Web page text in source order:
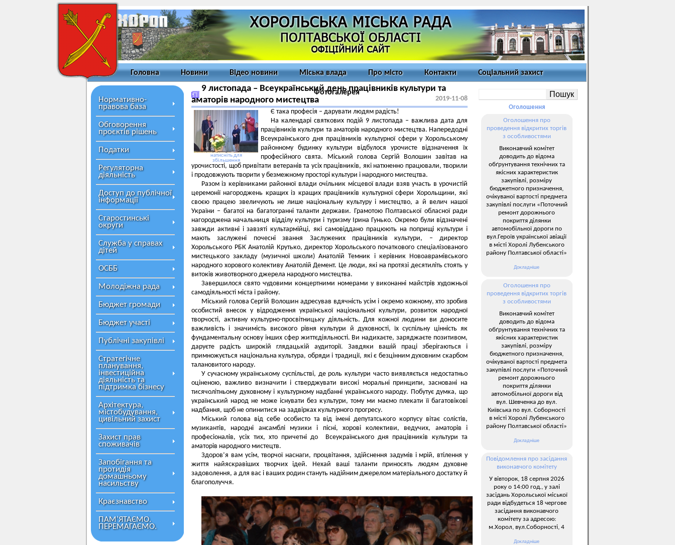
Головна Новини Відео новини Міська влада Про місто Контакти Соціальний захист
Фотогалерея
Нормативно-
правова база
Обговорення
проєктів рішень
Податки
Регуляторна
діяльність
Доступ до публічної
інформації
Старостинські
округи
Служба у справах
дітей
ОСББ
Молодіжна рада
Бюджет громади
Бюджет участі
Публічні закупівлі
Стратегічне
планування,
інвестиційна
діяльність та
підтримка бізнесу
Архітектура,
містобудування,
цивільний захист
Захист прав
споживачів
Запобігання та
протидія
домашньому
насильству
Краєзнавство
ПАМ’ЯТАЄМО.
ПЕРЕМАГАЄМО.
9 листопада – Всеукраїнський день працівників культури та
аматорів народного мистецтва
2019-11-08
натисніть для
збільшення
Є така професія – дарувати людям радість!
На календарі святкових подій 9 листопада – важлива дата для
працівників культури та аматорів народного мистецтва. Напередодні
Всеукраїнського дня працівників культурної сфери у Хорольському
районному будинку культури відбулося урочисте відзначення їх
професійного свята. Міський голова Сергій Волошин завітав на
урочистості, щоб привітати ветеранів та усіх працівників, які натхненно працювали, творили
і продовжують творити у безмежному просторі культури і народного мистецтва.
Разом із керівниками районної влади очільник місцевої влади взяв участь в урочистій
церемонії нагороджень кращих із кращих працівників культурної сфери Хорольщини, які
своєю працею звеличують не лише національну культуру і мистецтво, а й велич нашої
України – багатої на багатогранні таланти держави. Грамотою Полтавської обласної ради
нагороджена начальниця відділу культури і туризму Ірина Гунько. Окремо були відзначені
завжди активні і завзяті культармійці, які самовіддано працюють на поприщі культури і
мають заслужені почесні звання Заслужених працівників культури, – директор
Хорольського РБК Анатолій Крутько, директор Хорольського початкового спеціалізованого
мистецького закладу (музичної школи) Анатолій Темник і керівник Новоаврамівського
народного хорового колективу Анатолій Демент. Це люди, які на протязі десятиліть стоять у
витоків животворного джерела народного мистецтва.
Завершилося свято чудовими концертними номерами у виконанні майстрів художньої
самодіяльності міста і району.
Міський голова Сергій Волошин адресував вдячність усім і окремо кожному, хто зробив
особистий внесок у відродження української національної культури, розвиток народної
творчості, активну культурно-просвітницьку діяльність. Для кожної людини ви доносите
важливість і значимість високого рівня культури й духовності, їх суспільну цінність як
фундаментальну основу інших сфер життєдіяльності. Ви надихаєте, заряджаєте позитивом,
даруєте радість широкій глядацькій аудиторії. Завдяки вашій праці зберігаються і
примножується національна культура, обряди і традиції, які є безцінним духовним скарбом
талановитого народу.
У сучасному українському суспільстві, де роль культури часто виявляється недостатньо
оціненою, важливо визначити і стверджувати високі моральні принципи, засновані на
тисячолітньому духовному і культурному надбанні українського народу. Побутує думка, що
український народ не може існувати без культури, тому ми маємо плекати її багатовікові
надбання, щоб не опинитися на задвірках культурного прогресу.
Міський голова від себе особисто та від імені депутатського корпусу вітає солістів,
музикантів, народні ансамблі музики і пісні, хорові колективи, ведучих, аматорів і
професіоналів, усіх тих, хто причетні до Всеукраїнського дня працівників культури та
аматорів народного мистецтв.
Здоров’я вам усім, творчої наснаги, процвітання, здійснення задумів і мрій, втілення у
життя найяскравіших творчих ідей. Нехай ваші таланти приносять людям духовне
задоволення, а для вас і ваших родин стануть надійним джерелом матеріального достатку й
благополуччя.
Оголошення
Оголошення про
проведення відкритих торгів
з особливостями
Виконавчий комітет
доводить до відома
обґрунтування технічних та
якісних характеристик
закупівлі, розміру
бюджетного призначення,
очікуваної вартості предмета
закупівлі послуги «Поточний
ремонт дорожнього
покриття ділянки
автомобільної дороги по
вул.Героїв української авіації
в місті Хоролі Лубенського
району Полтавської області»
Докладніше
Оголошення про
проведення відкритих торгів
з особливостями
Виконавчий комітет
доводить до відома
обґрунтування технічних та
якісних характеристик
закупівлі, розміру
бюджетного призначення,
очікуваної вартості предмета
закупівлі послуги «Поточний
ремонт дорожнього
покриття ділянки
автомобільної дороги від
вул. Шевченка до вул.
Київська по вул. Соборності
в місті Хоролі Лубенського
району Полтавської області»
Докладніше
Повідомлення про засідання
виконавчого комітету
У вівторок, 18 серпня 2026
року о 14:00 год., у залі
засідань Хорольської міської
ради відбудеться 18 чергове
засідання виконавчого
комітету за адресою:
м.Хорол, вул.Соборності, 4
Докладніше